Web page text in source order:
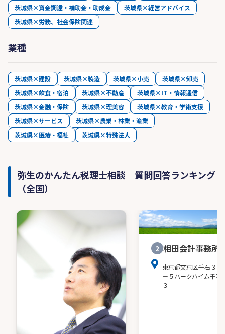
茨城県×資金調達・補助金・助成金
茨城県×経営アドバイス
茨城県×労務、社会保険関連
業種
茨城県×建設 茨城県×製造 茨城県×小売
茨城県×卸売
茨城県×飲食・宿泊
茨城県×不動産
茨城県×IT・情報通信
茨城県×金融・保険
茨城県×理美容
茨城県×教育・学術支援
茨城県×サービス
茨城県×農業・林業・漁業
茨城県×医療・福祉
茨城県×特殊法人
弥生のかんたん税理士相談 質問回答ランキング
（全国）
2 相田会計事務所
東京都文京区千石３－
－５パークハイム千石
３